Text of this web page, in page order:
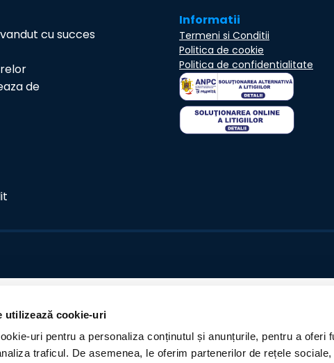
utilizează cookie-uri
uri pentru a personaliza conținutul și anunțurile, pentru a oferi
traficul. De asemenea, le oferim partenerilor de rețele
cu succes
de
Informatii
Termeni si Conditii
Politica de cookie
Politica de confidentialitate